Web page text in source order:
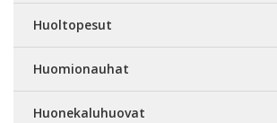
Huoltopesut
Huomionauhat
Huonekaluhuovat